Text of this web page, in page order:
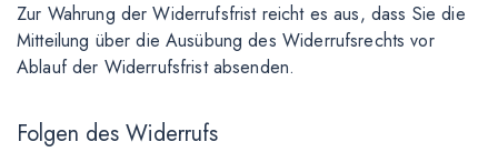
Zur Wahrung der Widerrufsfrist reicht es aus, dass Sie die
Mitteilung über die Ausübung des Widerrufsrechts vor
Ablauf der Widerrufsfrist absenden.
Folgen des Widerrufs